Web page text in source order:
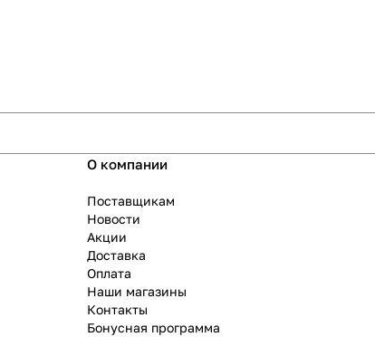
О компании
Поставщикам
Новости
Акции
Доставка
Оплата
Наши магазины
Контакты
Бонусная программа